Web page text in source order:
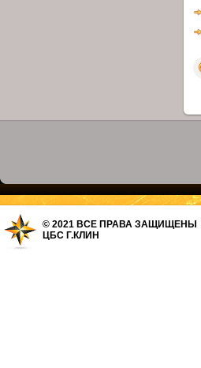
© 2021 ВСЕ ПРАВА ЗАЩИЩЕНЫ
ЦБС Г.КЛИН